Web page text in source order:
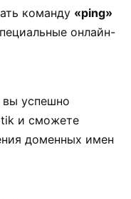
команду «ping»
онлайн-
вы успешно
и сможете
доменных имен